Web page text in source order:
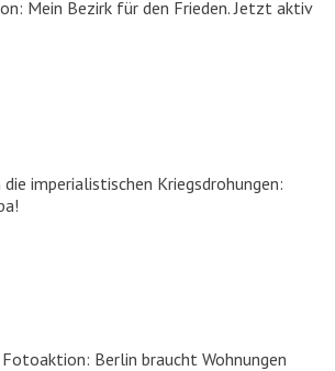
Mein Bezirk für den Frieden. Jetzt aktiv
imperialistischen Kriegsdrohungen:
Berlin braucht Wohnungen